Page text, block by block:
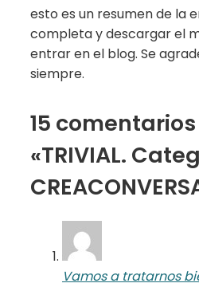
esto es un resumen de la
completa y descargar el
entrar en el blog. Se
siempre.
15
«TRIVIAL.
Vamos a tratarnos